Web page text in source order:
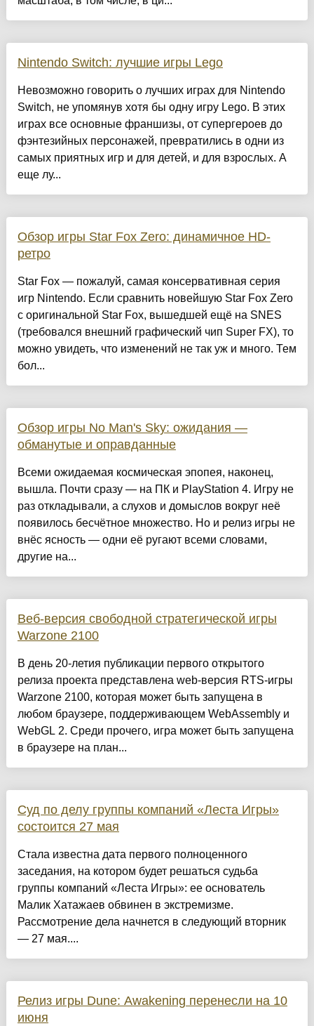
Nintendo Switch: лучшие игры Lego
Невозможно говорить о лучших играх для Nintendo
Switch, не упомянув хотя бы одну игру Lego. В этих
играх все основные франшизы, от супергероев до
фэнтезийных персонажей, превратились в одни из
самых приятных игр и для детей, и для взрослых. А
еще лу...
Обзор игры Star Fox Zero: динамичное HD-
ретро
Star Fox — пожалуй, самая консервативная серия
игр Nintendo. Если сравнить новейшую Star Fox Zero
с оригинальной Star Fox, вышедшей ещё на SNES
(требовался внешний графический чип Super FX), то
можно увидеть, что изменений не так уж и много. Тем
бол...
Обзор игры No Man's Sky: ожидания —
обманутые и оправданные
Всеми ожидаемая космическая эпопея, наконец,
вышла. Почти сразу — на ПК и PlayStation 4. Игру не
раз откладывали, а слухов и домыслов вокруг неё
появилось бесчётное множество. Но и релиз игры не
внёс ясность — одни её ругают всеми словами,
другие на...
Веб-версия свободной стратегической игры
Warzone 2100
В день 20-летия публикации первого открытого
релиза проекта представлена web-версия RTS-игры
Warzone 2100, которая может быть запущена в
любом браузере, поддерживающем WebAssembly и
WebGL 2. Среди прочего, игра может быть запущена
в браузере на план...
Суд по делу группы компаний «Леста Игры»
состоится 27 мая
Стала известна дата первого полноценного
заседания, на котором будет решаться судьба
группы компаний «Леста Игры»: ее основатель
Малик Хатажаев обвинен в экстремизме.
Рассмотрение дела начнется в следующий вторник
— 27 мая....
Релиз игры Dune: Awakening перенесли на 10
июня